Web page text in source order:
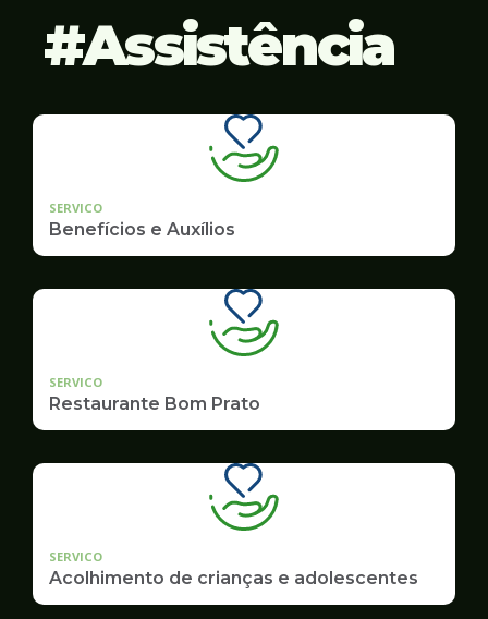
Assistência
SERVICO
Benefícios e Auxílios
SERVICO
Restaurante Bom Prato
SERVICO
Acolhimento de crianças e adolescentes